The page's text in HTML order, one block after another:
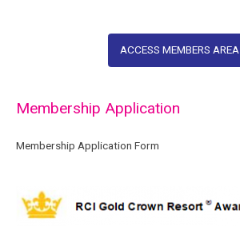
ACCESS MEMBERS AREA
Membership Application
Membership Application Form